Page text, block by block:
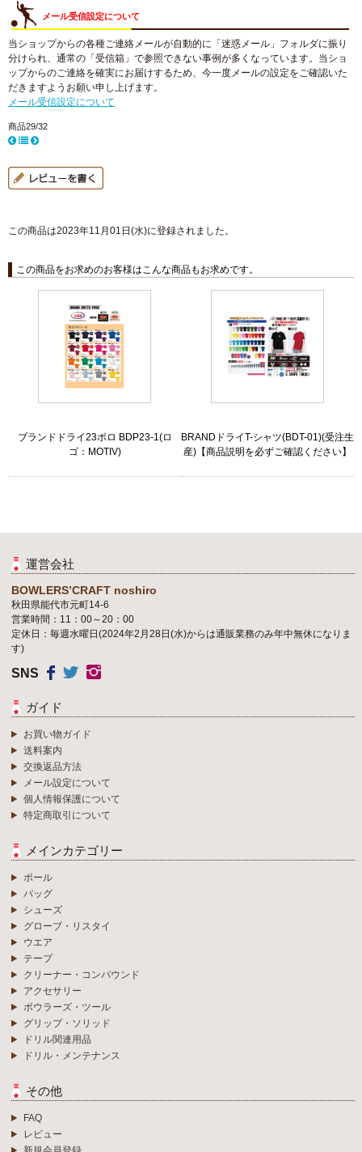
メール受信設定について
当ショップからの各種ご連絡メールが自動的に「迷惑メール」フォルダに振り
分けられ、通常の「受信箱」で参照できない事例が多くなっています。当ショ
ップからのご連絡を確実にお届けするため、今一度メールの設定をご確認いた
だきますようお願い申し上げます。
メール受信設定について
商品29/32
この商品は2023年11月01日(水)に登録されました。
この商品をお求めのお客様はこんな商品もお求めです。
ブランドドライ23ポロ BDP23-1(ロ
ゴ：MOTIV)
BRANDドライT-シャツ(BDT-01)(受注生
産)【商品説明を必ずご確認ください】
運営会社
BOWLERS’CRAFT noshiro
秋田県能代市元町14-6
営業時間：11：00～20：00
定休日：毎週水曜日(2024年2月28日(水)からは通販業務のみ年中無休になりま
す)
SNS
ガイド
お買い物ガイド
送料案内
交換返品方法
メール設定について
個人情報保護について
特定商取引について
メインカテゴリー
ボール
バッグ
シューズ
グローブ・リスタイ
ウエア
テープ
クリーナー・コンパウンド
アクセサリー
ボウラーズ・ツール
グリップ・ソリッド
ドリル関連用品
ドリル・メンテナンス
その他
FAQ
レビュー